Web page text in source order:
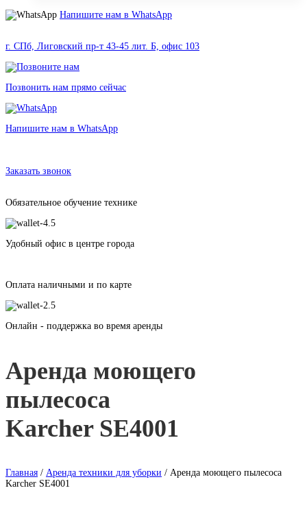
Напишите нам в WhatsApp
г. СПб, Лиговский пр-т 43-45 лит. Б, офис 103
Позвонить нам прямо сейчас
Напишите нам в WhatsApp
Заказать звонок
Обязательное обучение технике
Удобный офис в центре города
Оплата наличными и по карте
Онлайн - поддержка во время аренды
Аренда моющего
пылесоса
Karcher SE4001
Главная / Аренда техники для уборки / Аренда моющего пылесоса
Karcher SE4001